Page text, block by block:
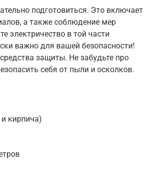
подготовиться. Это включает
а также соблюдение мер
электричество в той части
важно для вашей безопасности!
защиты. Не забудьте про
себя от пыли и осколков.
кирпича)